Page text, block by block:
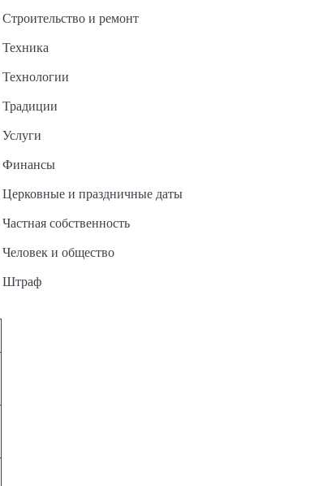
Строительство и ремонт
Техника
Технологии
Традиции
Услуги
Финансы
Церковные и праздничные даты
Частная собственность
Человек и общество
Штраф